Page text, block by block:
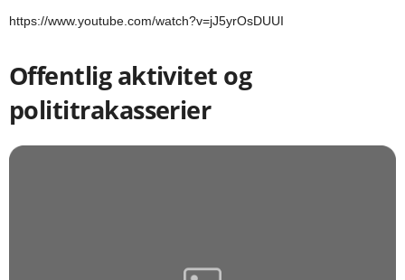
https://www.youtube.com/watch?v=jJ5yrOsDUUI
Offentlig aktivitet og
polititrakasserier